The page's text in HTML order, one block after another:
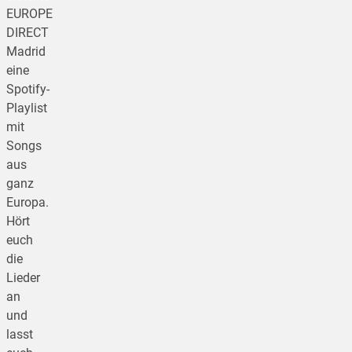
EUROPE
DIRECT
Madrid
eine
Spotify-
Playlist
mit
Songs
aus
ganz
Europa.
Hört
euch
die
Lieder
an
und
lasst